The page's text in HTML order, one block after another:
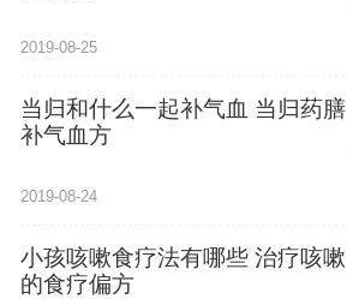
2019-08-25
当归和什么一起补气血 当归药膳
补气血方
2019-08-24
小孩咳嗽食疗法有哪些 治疗咳嗽
的食疗偏方